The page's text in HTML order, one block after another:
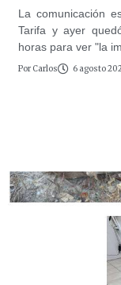
La comunicación
Tarifa y ayer
horas para ver "la
Por Carlos 6 agosto